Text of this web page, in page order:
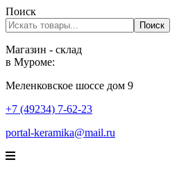
Поиск
Поиск
Магазин - склад
в Муроме:
Меленковское шоссе дом 9
+7 (49234) 7-62-23
portal-keramika@mail.ru